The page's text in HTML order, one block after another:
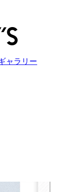
ャラリー